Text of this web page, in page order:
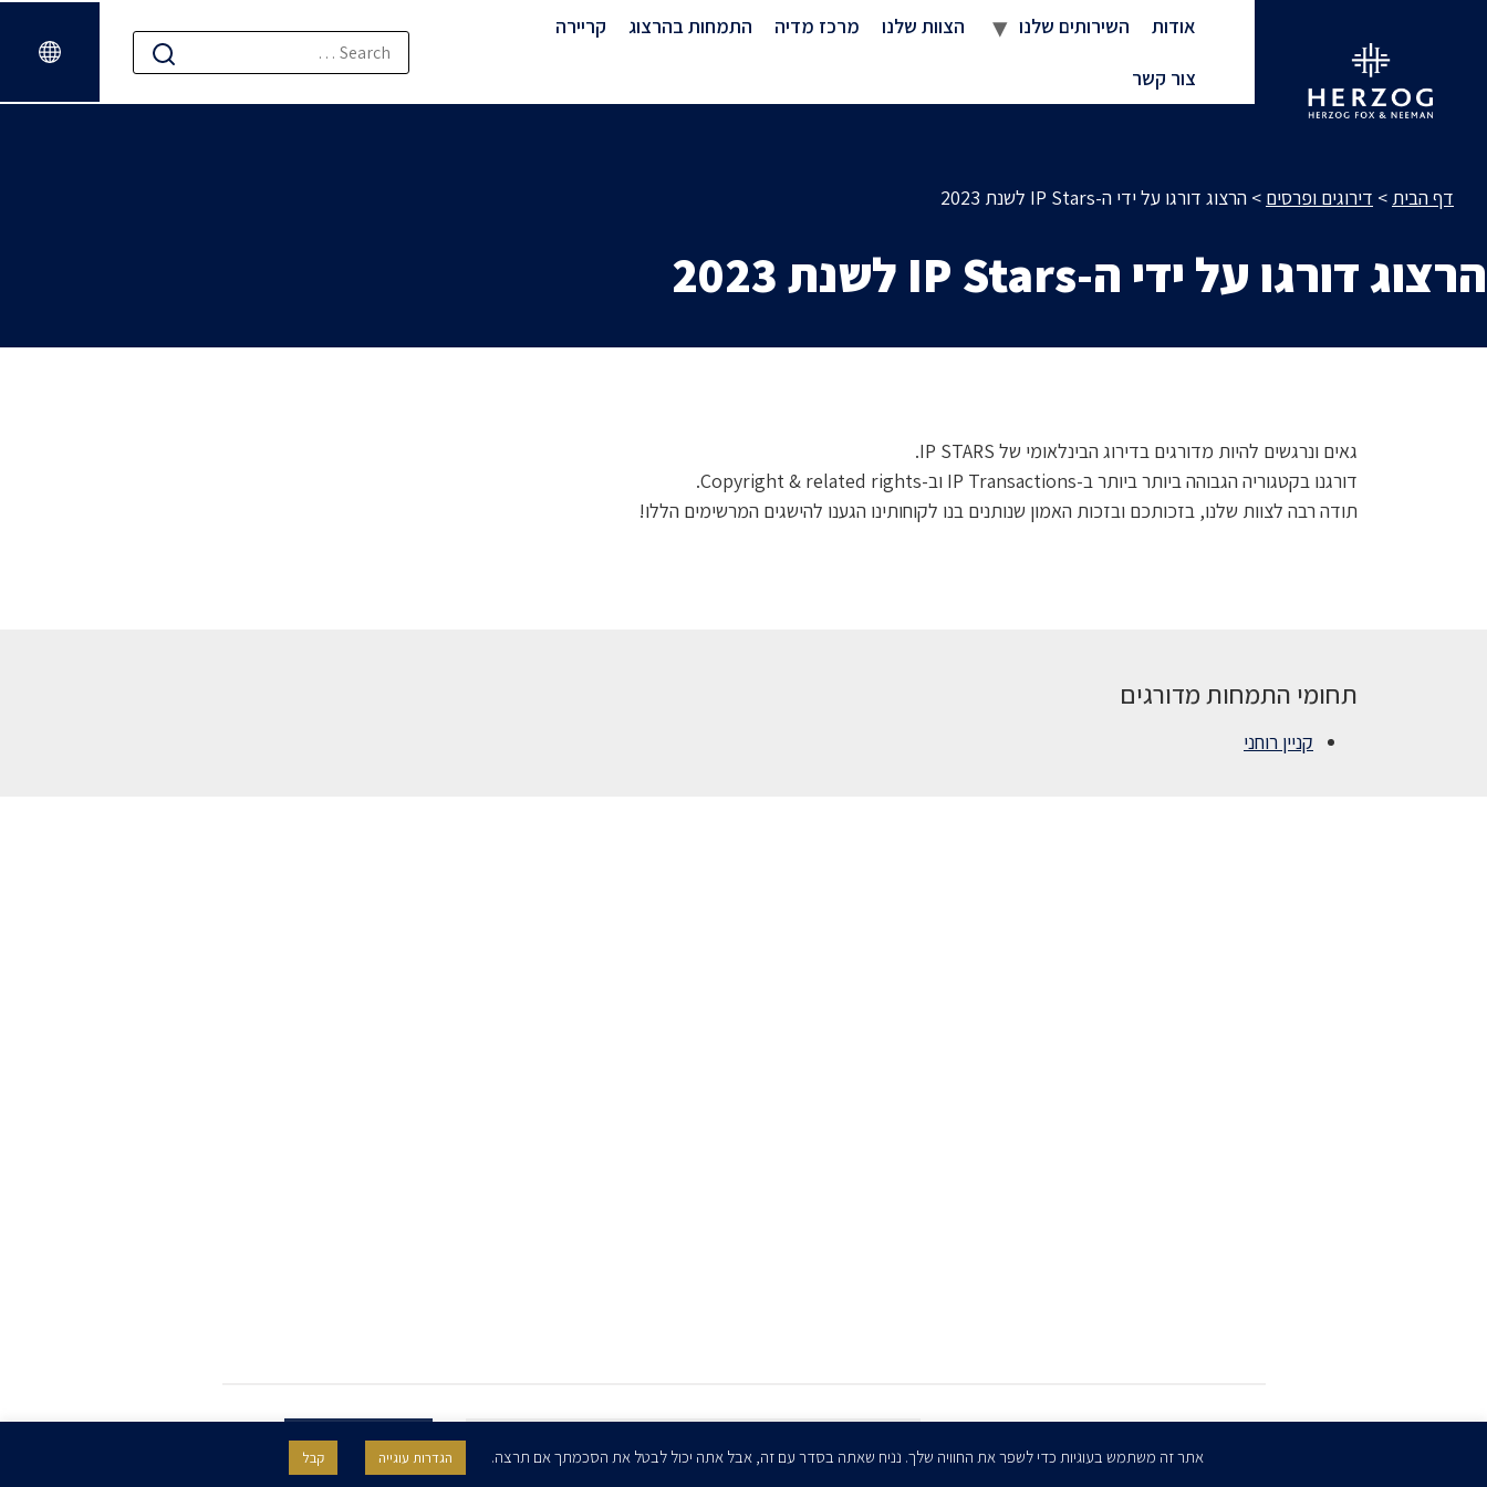
אודות השירותים שלנו הצוות שלנו מרכז מדיה התמחות בהרצוג קריירה
צור קשר
דף הבית > דירוגים ופרסים > הרצוג דורגו על ידי ה-IP Stars לשנת 2023
הרצוג דורגו על ידי ה-IP Stars לשנת 2023
גאים ונרגשים להיות מדורגים בדירוג הבינלאומי של IP STARS.
דורגנו בקטגוריה הגבוהה ביותר ביותר ב-IP Transactions וב-Copyright & related rights.
תודה רבה לצוות שלנו, בזכותכם ובזכות האמון שנותנים בנו לקוחותינו הגענו להישגים המרשימים הללו!
תחומי התמחות מדורגים
קניין רוחני
לדיוורים שלנו
הרשמו לדיוורים שלנו - דוא״ל
אתר זה משתמש בעוגיות כדי לשפר את החוויה שלך. נניח שאתה בסדר עם זה, אבל אתה יכול לבטל את הסכמתך אם תרצה. הגדרות עוגייה קבל